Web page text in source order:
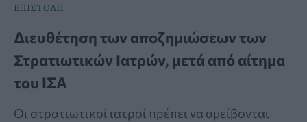
ΕΠΙΣΤΟΛΗ
Διευθέτηση των αποζημιώσεων των
Στρατιωτικών Ιατρών, μετά από αίτημα
του ΙΣΑ
Οι στρατιωτικοί ιατροί πρέπει να αμείβονται